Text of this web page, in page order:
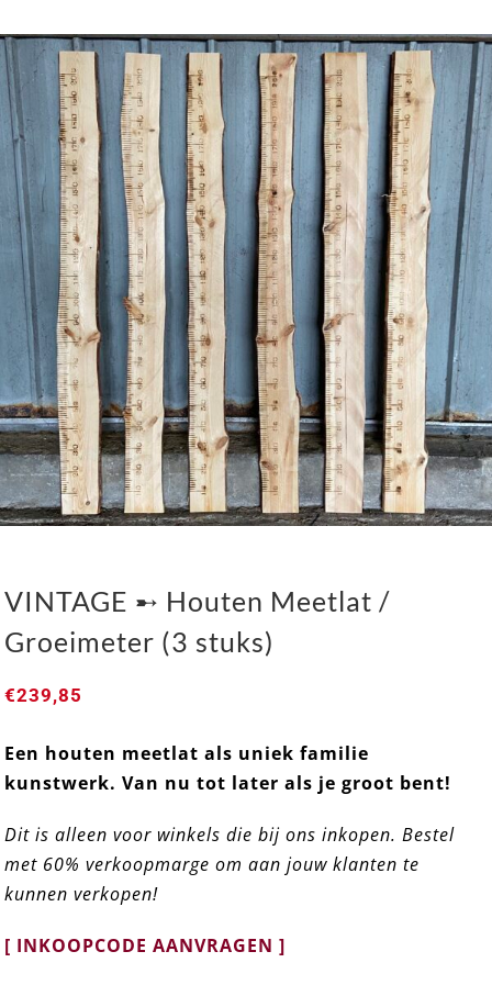
VINTAGE ➸ Houten Meetlat / Groeimeter (3 stuks)
VINTAGE ➸ Houten Meetlat /
Groeimeter (3 stuks)
€239,85
Een houten meetlat als uniek familie
kunstwerk. Van nu tot later als je groot bent!
Dit is alleen voor winkels die bij ons inkopen. Bestel
met 60% verkoopmarge om aan jouw klanten te
kunnen verkopen!
[ INKOOPCODE AANVRAGEN ]